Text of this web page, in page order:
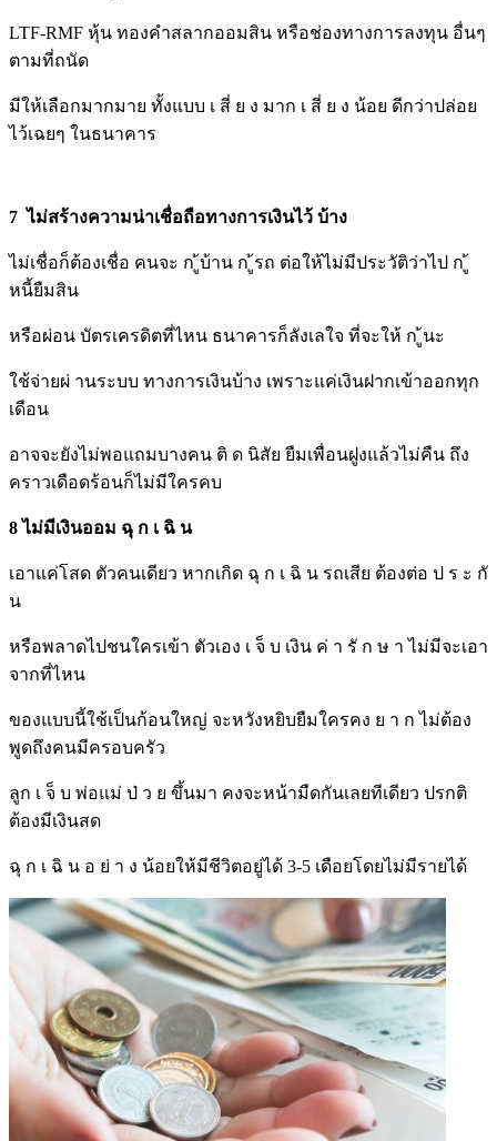
LTF-RMF หุ้น ทองคำสลากออมสิน หรือช่องทางการลงทุน อื่นๆ
ตามที่ถนัด
มีให้เลือกมากมาย ทั้งแบบ เ สี่ ย ง มาก เ สี่ ย ง น้อย ดีกว่าปล่อย
ไว้เฉยๆ ในธนาคาร
7 ไม่สร้างความน่าเชื่อถือทางการเงินไว้ บ้าง
ไม่เชื่อก็ต้องเชื่อ คนจะ ก ู้บ้าน ก ู้รถ ต่อให้ไม่มีประวัติว่าไป ก ู้
หนี้ยืมสิน
หรือผ่อน บัตรเครดิตที่ไหน ธนาคารก็ลังเลใจ ที่จะให้ ก ู้นะ
ใช้จ่ายผ่ านระบบ ทางการเงินบ้าง เพราะแค่เงินฝากเข้าออกทุก
เดือน
อาจจะยังไม่พอแถมบางคน ติ ด นิสัย ยืมเพื่อนฝูงแล้วไม่คืน ถึง
คราวเดือดร้อนก็ไม่มีใครคบ
8 ไม่มีเงินออม ฉุ ก เ ฉิ น
เอาแค่โสด ตัวคนเดียว หากเกิด ฉุ ก เ ฉิ น รถเสีย ต้องต่อ ป ร ะ กั
น
หรือพลาดไปชนใครเข้า ตัวเอง เ จ็ บ เงิน ค่ า รั ก ษ า ไม่มีจะเอา
จากที่ไหน
ของแบบนี้ใช้เป็นก้อนใหญ่ จะหวังหยิบยืมใครคง ย า ก ไม่ต้อง
พูดถึงคนมีครอบครัว
ลูก เ จ็ บ พ่อแม่ ป่ ว ย ขึ้นมา คงจะหน้ามืดกันเลยทีเดียว ปรกติ
ต้องมีเงินสด
ฉุ ก เ ฉิ น อ ย่ า ง น้อยให้มีชีวิตอยู่ได้ 3-5 เดือยโดยไม่มีรายได้